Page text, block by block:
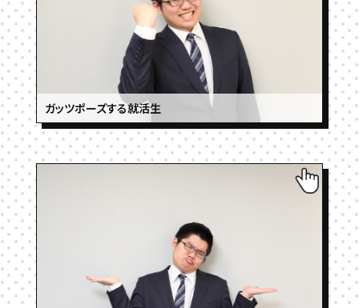
ガッツポーズする就活生